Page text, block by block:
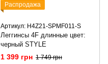
Распродажа
Артикул: H4Z21-SPMF011-S
Леггинсы 4F длинные цвет:
черный STYLE
1 399 грн 1 749 грн